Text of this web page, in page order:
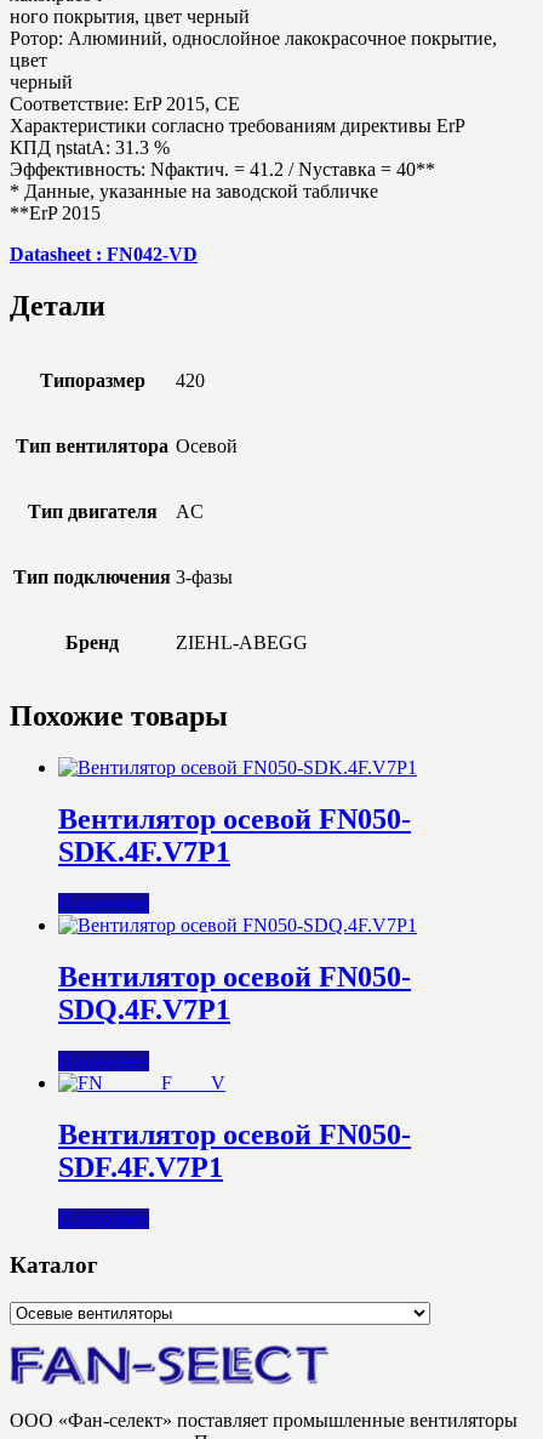
ного покрытия, цвет черный
Ротор: Алюминий, однослойное лакокрасочное покрытие,
цвет
черный
Соответствие: ErP 2015, CE
Характеристики согласно требованиям директивы ErP
КПД ηstatA: 31.3 %
Эффективность: Nфактич. = 41.2 / Nуставка = 40**
* Данные, указанные на заводской табличке
**ErP 2015
Datasheet : FN042-VD
Детали
Типоразмер 420
Тип вентилятора Осевой
Тип двигателя AC
Тип подключения 3-фазы
Бренд ZIEHL-ABEGG
Похожие товары
Вентилятор осевой FN050-
SDK.4F.V7P1
Подробнее
Вентилятор осевой FN050-
SDQ.4F.V7P1
Подробнее
Вентилятор осевой FN050-
SDF.4F.V7P1
Подробнее
Каталог
ООО «Фан-селект» поставляет промышленные вентиляторы